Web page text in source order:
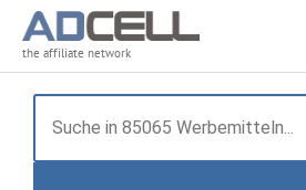
the affiliate network